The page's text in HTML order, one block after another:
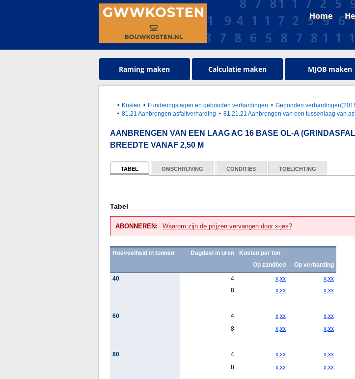
Home
Raming maken Calculatie maken MJOB maken
Kosten Funderingslagen en gebonden verhardingen Gebonden
81.21 Aanbrengen asfaltverharding
81.21.21 Aanbrengen van een tussenlaag van
AANBRENGEN VAN EEN LAAG AC 16 BASE OL-A
BREEDTE VANAF 2,50 M
TABEL OMSCHRIJVING CONDITIES
TOELICHTING
Tabel
ABONNEREN: Waarom zijn de prijzen vervangen door x-jes?
Hoeveelheid in tonnen Dagdeel in uren
Kosten per ton
Op zandbed
Op verharding
40
4 x,xx
x,xx
8
x,xx x,xx
60 4 x,xx
x,xx
8
x,xx x,xx
80 4 x,xx
x,xx
8
x,xx x,xx